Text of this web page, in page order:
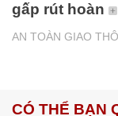
AN TOÀN GIAO
gấp rút hoàn
CÓ THỂ BẠN